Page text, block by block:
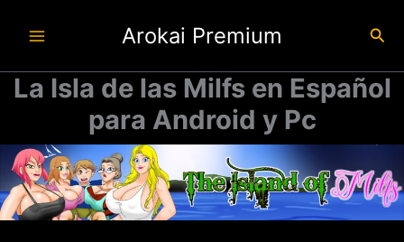
Arokai Premium
La Isla de las Milfs en Español
para Android y Pc